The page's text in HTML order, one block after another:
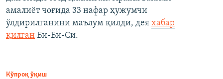
амалиёт чоғида 33 нафар ҳужумчи
ўлдирилганини маълум қилди, дея хабар
қилган Би-Би-Си.
Кўпроқ ўқиш